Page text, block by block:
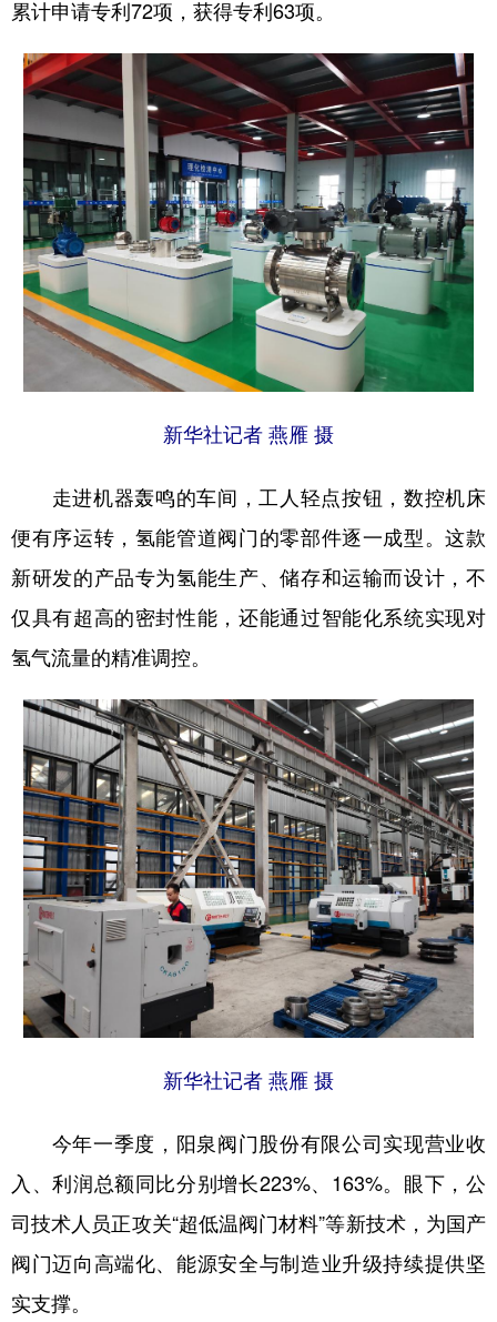
累计申请专利72项，获得专利63项。
新华社记者 燕雁 摄
走进机器轰鸣的车间，工人轻点按钮，数控机床
便有序运转，氢能管道阀门的零部件逐一成型。这款
新研发的产品专为氢能生产、储存和运输而设计，不
仅具有超高的密封性能，还能通过智能化系统实现对
氢气流量的精准调控。
新华社记者 燕雁 摄
今年一季度，阳泉阀门股份有限公司实现营业收
入、利润总额同比分别增长223%、163%。眼下，公
司技术人员正攻关“超低温阀门材料”等新技术，为国产
阀门迈向高端化、能源安全与制造业升级持续提供坚
实支撑。